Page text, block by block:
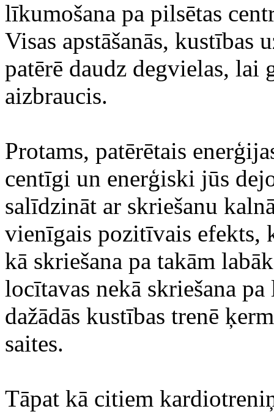
līkumošana pa pilsētas
Visas apstāšanās, kustības
patērē daudz degvielas, lai
aizbraucis.
Protams, patērētais
centīgi un enerģiski jūs
salīdzināt ar skriešanu
vienīgais pozitīvais efekts,
kā skriešana pa takām
locītavas nekā skriešana
dažādās kustības trenē
saites.
Tāpat kā citiem